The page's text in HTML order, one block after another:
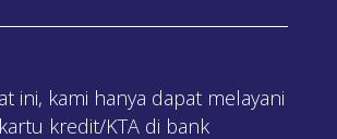
ini, kami hanya dapat melayani
kredit/KTA di bank